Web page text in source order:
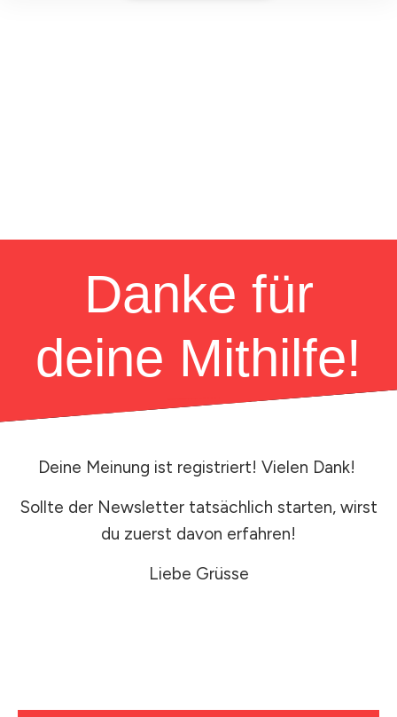
Danke für
deine Mithilfe!
Deine Meinung ist registriert! Vielen Dank!
Sollte der Newsletter tatsächlich starten, wirst
du zuerst davon erfahren!
Liebe Grüsse